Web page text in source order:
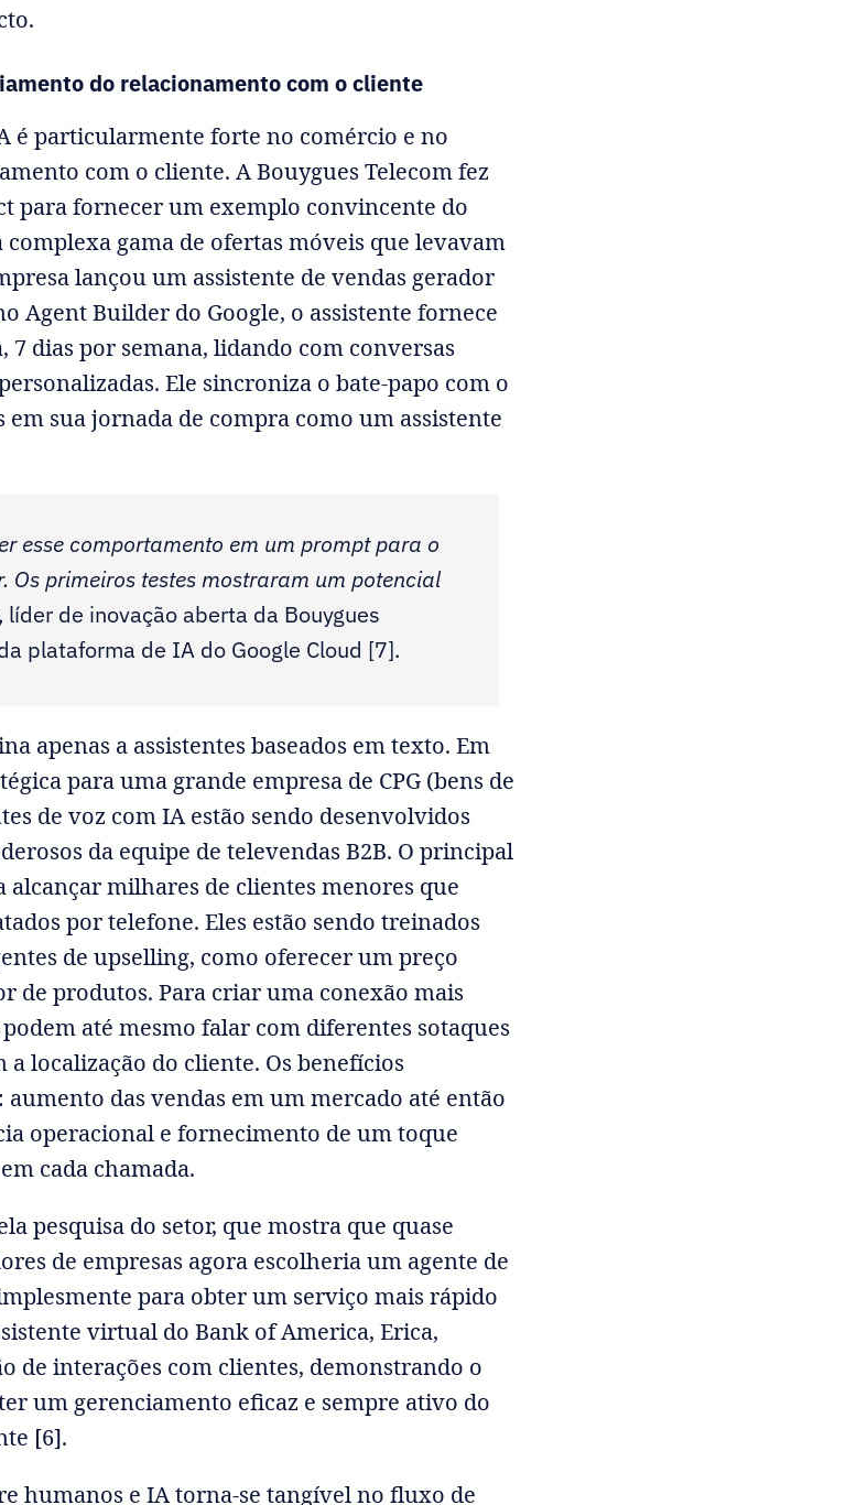
do relacionamento com o cliente
é particularmente forte no comércio e no
com o cliente. A Bouygues Telecom fez
para fornecer um exemplo convincente do
gama de ofertas móveis que levavam
lançou um assistente de vendas gerador
Agent Builder do Google, o assistente fornece
7 dias por semana, lidando com conversas
Ele sincroniza o bate-papo com o
sua jornada de compra como um assistente
esse comportamento em um prompt para o
Os primeiros testes mostraram um potencial
de inovação aberta da Bouygues
plataforma de IA do Google Cloud [7].
apenas a assistentes baseados em texto. Em
para uma grande empresa de CPG (bens de
de voz com IA estão sendo desenvolvidos
da equipe de televendas B2B. O principal
alcançar milhares de clientes menores que
por telefone. Eles estão sendo treinados
de upselling, como oferecer um preço
de produtos. Para criar uma conexão mais
até mesmo falar com diferentes sotaques
localização do cliente. Os benefícios
das vendas em um mercado até então
operacional e fornecimento de um toque
cada chamada.
pesquisa do setor, que mostra que quase
de empresas agora escolheria um agente de
para obter um serviço mais rápido
virtual do Bank of America, Erica,
de interações com clientes, demonstrando o
um gerenciamento eficaz e sempre ativo do
[6].
humanos e IA torna-se tangível no fluxo de